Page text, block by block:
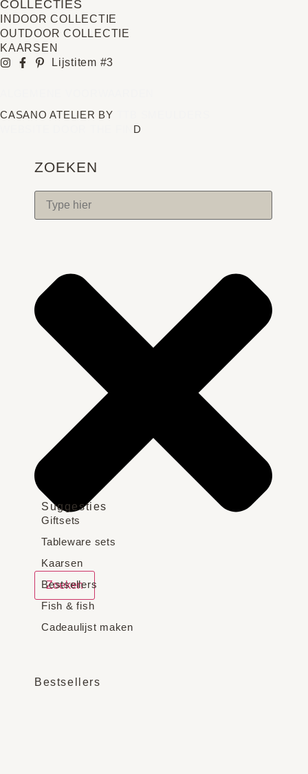
COLLECTIES
INDOOR COLLECTIE
OUTDOOR COLLECTIE
KAARSEN
Lijstitem #3
CASANO ATELIER BY
D
ZOEKEN
Zoeken
Suggesties
Giftsets
Tableware sets
Kaarsen
Bestsellers
Fish & fish
Cadeaulijst maken
Bestsellers